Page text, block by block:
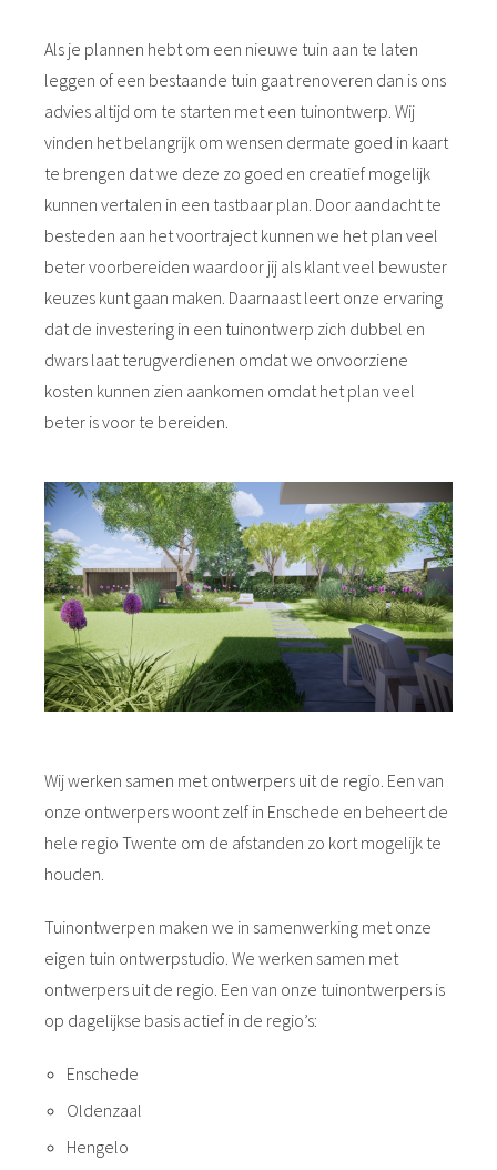
Als je plannen hebt om een nieuwe tuin aan te laten
leggen of een bestaande tuin gaat renoveren dan is ons
advies altijd om te starten met een tuinontwerp. Wij
vinden het belangrijk om wensen dermate goed in kaart
te brengen dat we deze zo goed en creatief mogelijk
kunnen vertalen in een tastbaar plan. Door aandacht te
besteden aan het voortraject kunnen we het plan veel
beter voorbereiden waardoor jij als klant veel bewuster
keuzes kunt gaan maken. Daarnaast leert onze ervaring
dat de investering in een tuinontwerp zich dubbel en
dwars laat terugverdienen omdat we onvoorziene
kosten kunnen zien aankomen omdat het plan veel
beter is voor te bereiden.
Wij werken samen met ontwerpers uit de regio. Een van
onze ontwerpers woont zelf in Enschede en beheert de
hele regio Twente om de afstanden zo kort mogelijk te
houden.
Tuinontwerpen maken we in samenwerking met onze
eigen tuin ontwerpstudio. We werken samen met
ontwerpers uit de regio. Een van onze tuinontwerpers is
op dagelijkse basis actief in de regio’s:
Enschede
Oldenzaal
Hengelo